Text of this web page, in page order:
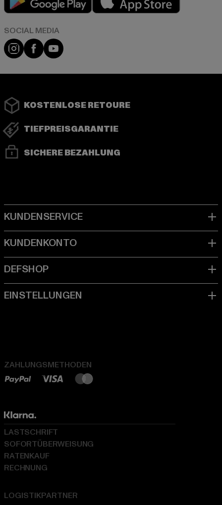
Instagram
FacebookYouTube
KOSTENLOSE RETOURE
TIEFPREISGARANTIE
SICHERE BEZAHLUNG
ZAHLUNGSMETHODEN
LOGISTIKPARTNER
LASTSCHRIFT
SOFORTÜBERWEISUNG
RATENKAUF
RECHNUNG